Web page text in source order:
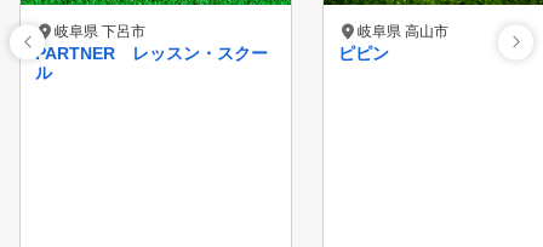
岐阜県 下呂市
PARTNER レッスン・スクー
ル
岐阜県 高山市
ピピン